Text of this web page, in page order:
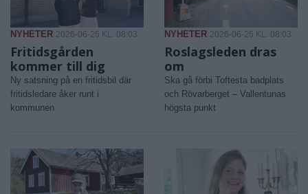
NYHETER 2026-06-25 KL. 08:03
Fritidsgården
kommer till dig
Ny satsning på en fritidsbil där
fritidsledare åker runt i
kommunen
NYHETER 2026-06-25 KL. 08:03
Roslagsleden dras
om
Ska gå förbi Toftesta badplats
och Rövarberget – Vallentunas
högsta punkt